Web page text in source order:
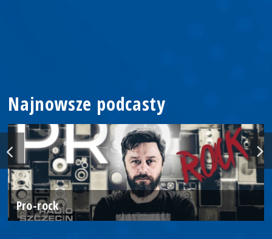
Najnowsze podcasty
Pro-rock